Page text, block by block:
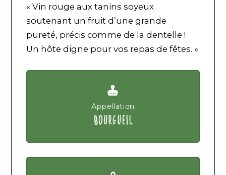
« Vin rouge aux tanins soyeux
soutenant un fruit d’une grande
pureté, précis comme de la dentelle !
Un hôte digne pour vos repas de fêtes. »
Appellation
BOURGUEIL